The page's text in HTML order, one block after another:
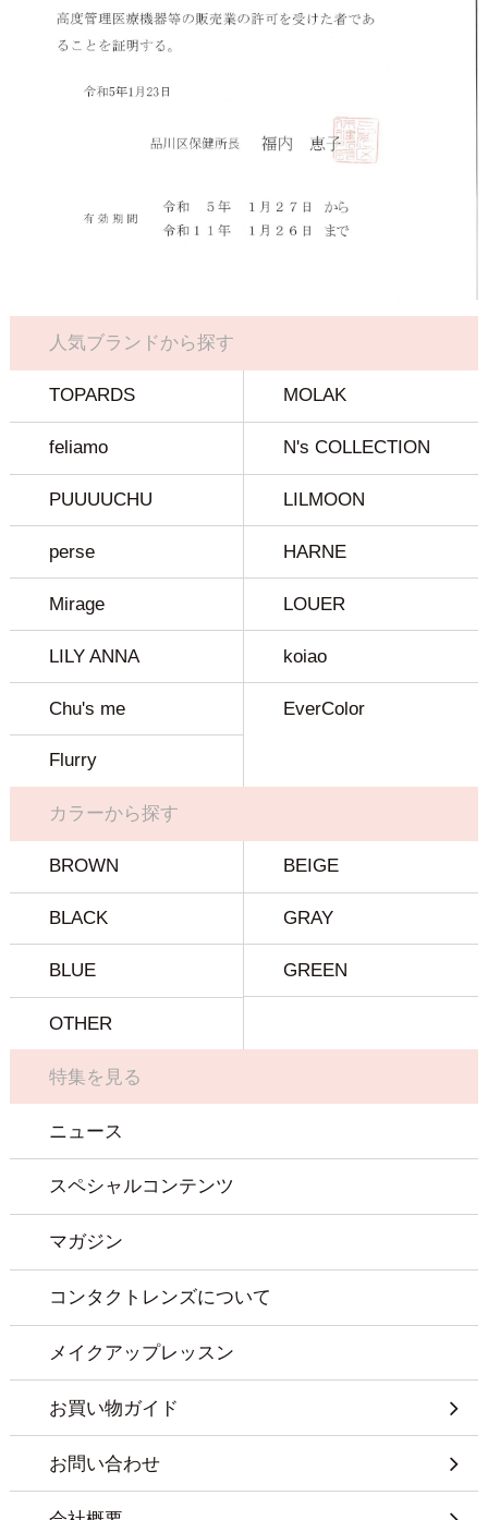
人気ブランドから探す
TOPARDS MOLAK
feliamo N's COLLECTION
PUUUUCHU LILMOON
perse HARNE
Mirage LOUER
LILY ANNA koiao
Chu's me EverColor
Flurry
カラーから探す
BROWN BEIGE
BLACK GRAY
BLUE GREEN
OTHER
特集を見る
ニュース
スペシャルコンテンツ
マガジン
コンタクトレンズについて
メイクアップレッスン
お買い物ガイド
お問い合わせ